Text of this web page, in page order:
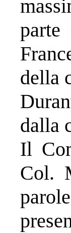
parte
della
dalla
Il
Col.